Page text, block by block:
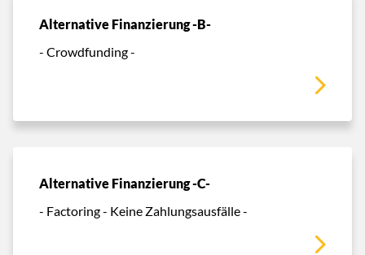
Alternative Finanzierung -B-
- Crowdfunding -
Alternative Finanzierung -C-
- Factoring - Keine Zahlungsausfälle -